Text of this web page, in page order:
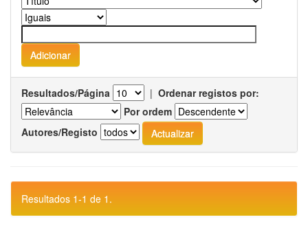
Resultados/Página | Ordenar registos por:
Por ordem
Autores/Registo
Resultados 1-1 de 1.